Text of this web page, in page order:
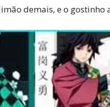
demais, e o gostinho